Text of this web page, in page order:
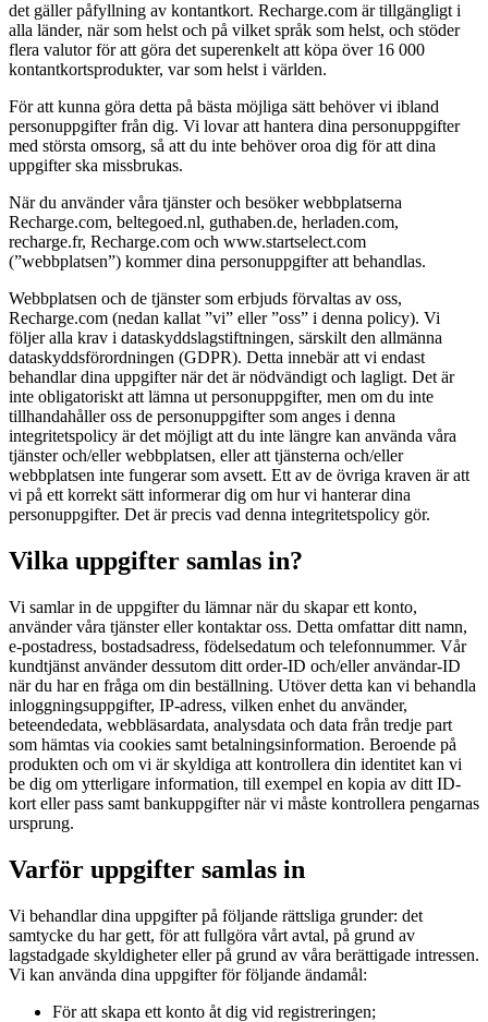
det gäller påfyllning av kontantkort. Recharge.com är tillgängligt i
alla länder, när som helst och på vilket språk som helst, och stöder
flera valutor för att göra det superenkelt att köpa över 16 000
kontantkortsprodukter, var som helst i världen.
För att kunna göra detta på bästa möjliga sätt behöver vi ibland
personuppgifter från dig. Vi lovar att hantera dina personuppgifter
med största omsorg, så att du inte behöver oroa dig för att dina
uppgifter ska missbrukas.
När du använder våra tjänster och besöker webbplatserna
Recharge.com, beltegoed.nl, guthaben.de, herladen.com,
recharge.fr, Recharge.com och www.startselect.com
(”webbplatsen”) kommer dina personuppgifter att behandlas.
Webbplatsen och de tjänster som erbjuds förvaltas av oss,
Recharge.com (nedan kallat ”vi” eller ”oss” i denna policy). Vi
följer alla krav i dataskyddslagstiftningen, särskilt den allmänna
dataskyddsförordningen (GDPR). Detta innebär att vi endast
behandlar dina uppgifter när det är nödvändigt och lagligt. Det är
inte obligatoriskt att lämna ut personuppgifter, men om du inte
tillhandahåller oss de personuppgifter som anges i denna
integritetspolicy är det möjligt att du inte längre kan använda våra
tjänster och/eller webbplatsen, eller att tjänsterna och/eller
webbplatsen inte fungerar som avsett. Ett av de övriga kraven är att
vi på ett korrekt sätt informerar dig om hur vi hanterar dina
personuppgifter. Det är precis vad denna integritetspolicy gör.
Vilka uppgifter samlas in?
Vi samlar in de uppgifter du lämnar när du skapar ett konto,
använder våra tjänster eller kontaktar oss. Detta omfattar ditt namn,
e-postadress, bostadsadress, födelsedatum och telefonnummer. Vår
kundtjänst använder dessutom ditt order-ID och/eller användar-ID
när du har en fråga om din beställning. Utöver detta kan vi behandla
inloggningsuppgifter, IP-adress, vilken enhet du använder,
beteendedata, webbläsardata, analysdata och data från tredje part
som hämtas via cookies samt betalningsinformation. Beroende på
produkten och om vi är skyldiga att kontrollera din identitet kan vi
be dig om ytterligare information, till exempel en kopia av ditt ID-
kort eller pass samt bankuppgifter när vi måste kontrollera pengarnas
ursprung.
Varför uppgifter samlas in
Vi behandlar dina uppgifter på följande rättsliga grunder: det
samtycke du har gett, för att fullgöra vårt avtal, på grund av
lagstadgade skyldigheter eller på grund av våra berättigade intressen.
Vi kan använda dina uppgifter för följande ändamål:
För att skapa ett konto åt dig vid registreringen;